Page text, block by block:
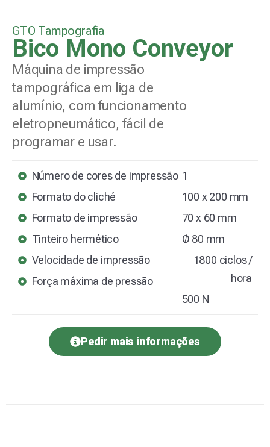
GTO Tampografia
Bico Mono Conveyor
Máquina de impressão
tampográfica em liga de
alumínio, com funcionamento
eletropneumático, fácil de
programar e usar.
Número de cores de impressão
Formato do cliché
Formato de impressão
Tinteiro hermético
Velocidade de impressão
Força máxima de pressão
1
100 x 200 mm
70 x 60 mm
Ø 80 mm
1800 ciclos /
hora
500 N
Pedir mais informações